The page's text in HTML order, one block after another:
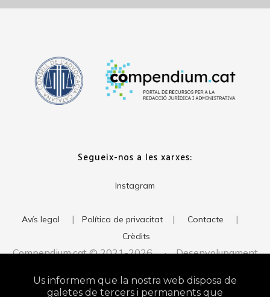
Segueix-nos a les xarxes:
Instagram
Avís legal | Política de privacitat | Contacte |
Crèdits
Compendium.cat © 2021-2026 · Desenvolupament
Studio
Us informem que la nostra web disposa de
galetes de tercers i permanents que